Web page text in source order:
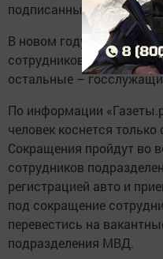
подписанным 31
В новом году МВД
сотрудников органов
остальные –
По информации
человек коснется
Сокращения пройдут во
сотрудников
регистрацией авто и
под сокращение
перевестись на
подразделения МВД.